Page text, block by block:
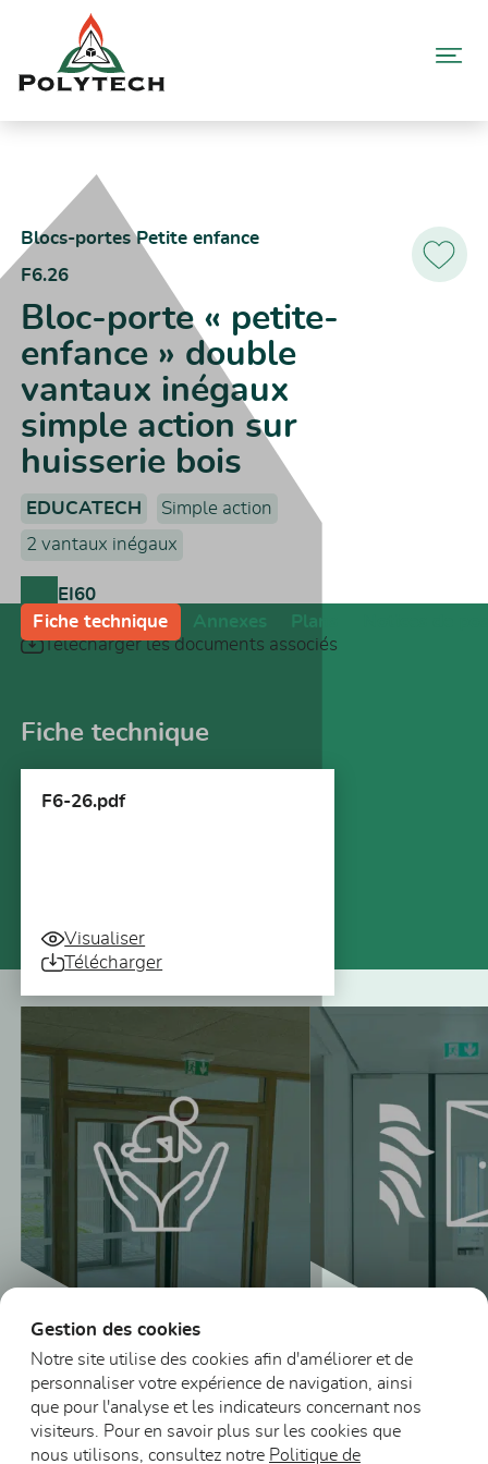
contenu
simple action sur huisserie bois
Ajoutez
Blocs-portes Petite enfance
F6.26
Bloc-porte « petite-
enfance » double
vantaux inégaux
simple action sur
huisserie bois
EDUCATECH
Simple action
2 vantaux inégaux
EI60
Télécharger les documents associés
Fiche technique Annexes Plans
Fiche technique
F6-26.pdf
Visualiser
Télécharger
Blocs-portes vitrés
en bois Petite
enfance
Blocs-portes
Gestion des cookies
Notre site utilise des cookies afin d'améliorer et de
personnaliser votre expérience de navigation, ainsi
que pour l'analyse et les indicateurs concernant nos
visiteurs. Pour en savoir plus sur les cookies que
nous utilisons, consultez notre Politique de